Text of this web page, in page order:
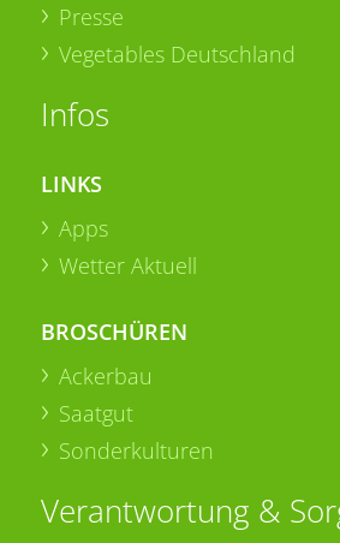
Presse
Vegetables Deutschland
Infos
LINKS
Apps
Wetter Aktuell
BROSCHÜREN
Ackerbau
Saatgut
Sonderkulturen
Verantwortung &